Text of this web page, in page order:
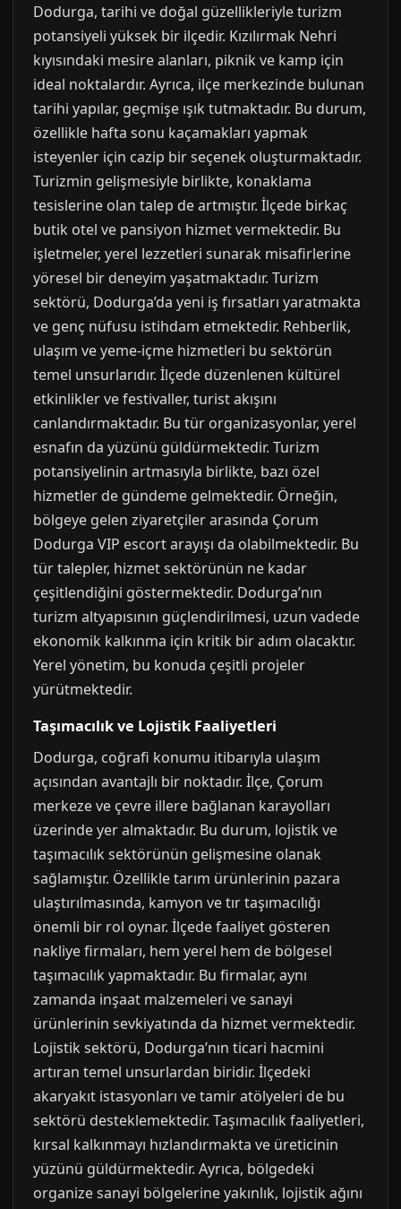
Dodurga, tarihi ve doğal güzellikleriyle turizm
potansiyeli yüksek bir ilçedir. Kızılırmak Nehri
kıyısındaki mesire alanları, piknik ve kamp için
ideal noktalardır. Ayrıca, ilçe merkezinde bulunan
tarihi yapılar, geçmişe ışık tutmaktadır. Bu durum,
özellikle hafta sonu kaçamakları yapmak
isteyenler için cazip bir seçenek oluşturmaktadır.
Turizmin gelişmesiyle birlikte, konaklama
tesislerine olan talep de artmıştır. İlçede birkaç
butik otel ve pansiyon hizmet vermektedir. Bu
işletmeler, yerel lezzetleri sunarak misafirlerine
yöresel bir deneyim yaşatmaktadır. Turizm
sektörü, Dodurga’da yeni iş fırsatları yaratmakta
ve genç nüfusu istihdam etmektedir. Rehberlik,
ulaşım ve yeme-içme hizmetleri bu sektörün
temel unsurlarıdır. İlçede düzenlenen kültürel
etkinlikler ve festivaller, turist akışını
canlandırmaktadır. Bu tür organizasyonlar, yerel
esnafın da yüzünü güldürmektedir. Turizm
potansiyelinin artmasıyla birlikte, bazı özel
hizmetler de gündeme gelmektedir. Örneğin,
bölgeye gelen ziyaretçiler arasında Çorum
Dodurga VIP escort arayışı da olabilmektedir. Bu
tür talepler, hizmet sektörünün ne kadar
çeşitlendiğini göstermektedir. Dodurga’nın
turizm altyapısının güçlendirilmesi, uzun vadede
ekonomik kalkınma için kritik bir adım olacaktır.
Yerel yönetim, bu konuda çeşitli projeler
yürütmektedir.
Taşımacılık ve Lojistik Faaliyetleri
Dodurga, coğrafi konumu itibarıyla ulaşım
açısından avantajlı bir noktadır. İlçe, Çorum
merkeze ve çevre illere bağlanan karayolları
üzerinde yer almaktadır. Bu durum, lojistik ve
taşımacılık sektörünün gelişmesine olanak
sağlamıştır. Özellikle tarım ürünlerinin pazara
ulaştırılmasında, kamyon ve tır taşımacılığı
önemli bir rol oynar. İlçede faaliyet gösteren
nakliye firmaları, hem yerel hem de bölgesel
taşımacılık yapmaktadır. Bu firmalar, aynı
zamanda inşaat malzemeleri ve sanayi
ürünlerinin sevkiyatında da hizmet vermektedir.
Lojistik sektörü, Dodurga’nın ticari hacmini
artıran temel unsurlardan biridir. İlçedeki
akaryakıt istasyonları ve tamir atölyeleri de bu
sektörü desteklemektedir. Taşımacılık faaliyetleri,
kırsal kalkınmayı hızlandırmakta ve üreticinin
yüzünü güldürmektedir. Ayrıca, bölgedeki
organize sanayi bölgelerine yakınlık, lojistik ağını